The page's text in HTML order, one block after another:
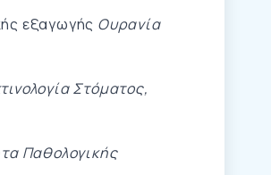
εξαγωγής Ουρανία
Στόματος,
Παθολογικής